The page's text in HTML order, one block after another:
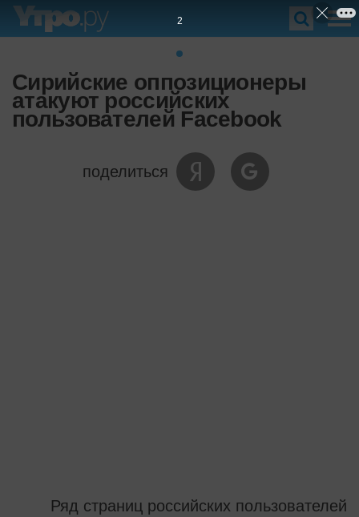
Сирийские оппозиционеры
атакуют российских
пользователей Facebook
поделиться
Ряд страниц российских пользователей
1